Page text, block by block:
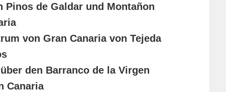
Pinos de Galdar und Montañon
von Gran Canaria von Tejeda
den Barranco de la Virgen
Canaria